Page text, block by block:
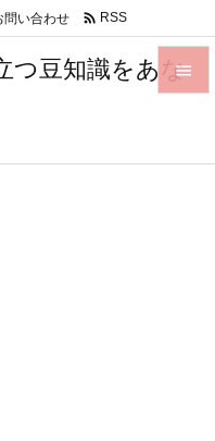
つ豆知識をあな


問い合わせ  RSS